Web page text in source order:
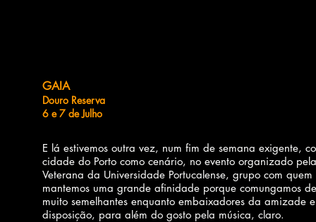
GAIA
Douro Reserva
6 e 7 de Julho
E lá estivemos outra vez, num fim de semana exigente,
cidade do Porto como cenário, no evento organizado
Veterana da Universidade Portucalense, grupo com quem
mantemos uma grande afinidade porque comungamos
muito semelhantes enquanto embaixadores da amizade
disposição, para além do gosto pela música, claro.